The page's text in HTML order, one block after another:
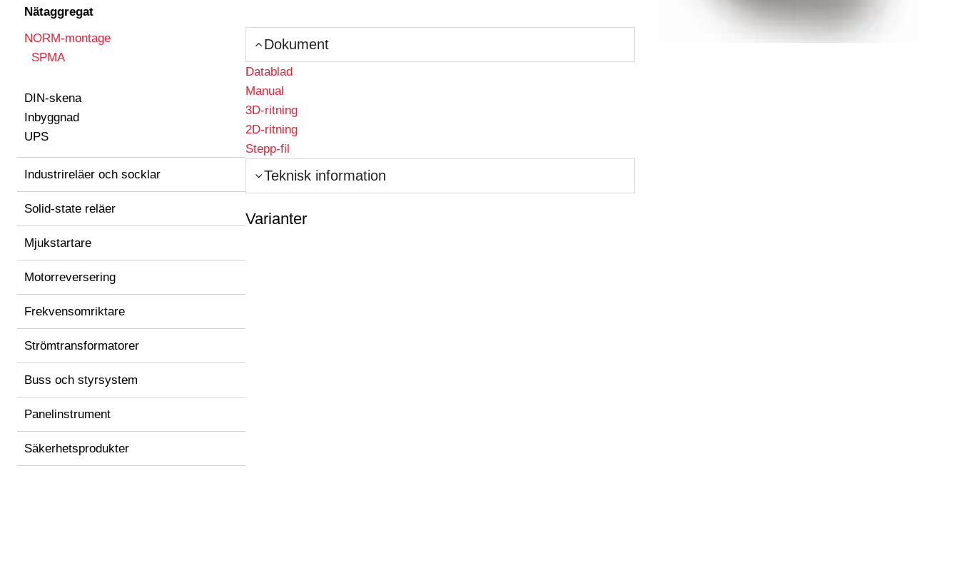
Nätaggregat
NORM-montage
SPMA
DIN-skena
Inbyggnad
UPS
Industrireläer och socklar
Solid-state reläer
Mjukstartare
Motorreversering
Frekvensomriktare
Strömtransformatorer
Buss och styrsystem
Panelinstrument
Säkerhetsprodukter
Dokument
Datablad
Manual
3D-ritning
2D-ritning
Stepp-fil
Teknisk information
Varianter